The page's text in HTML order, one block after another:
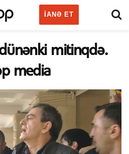
IANƏ ET
mitinqdə.
media